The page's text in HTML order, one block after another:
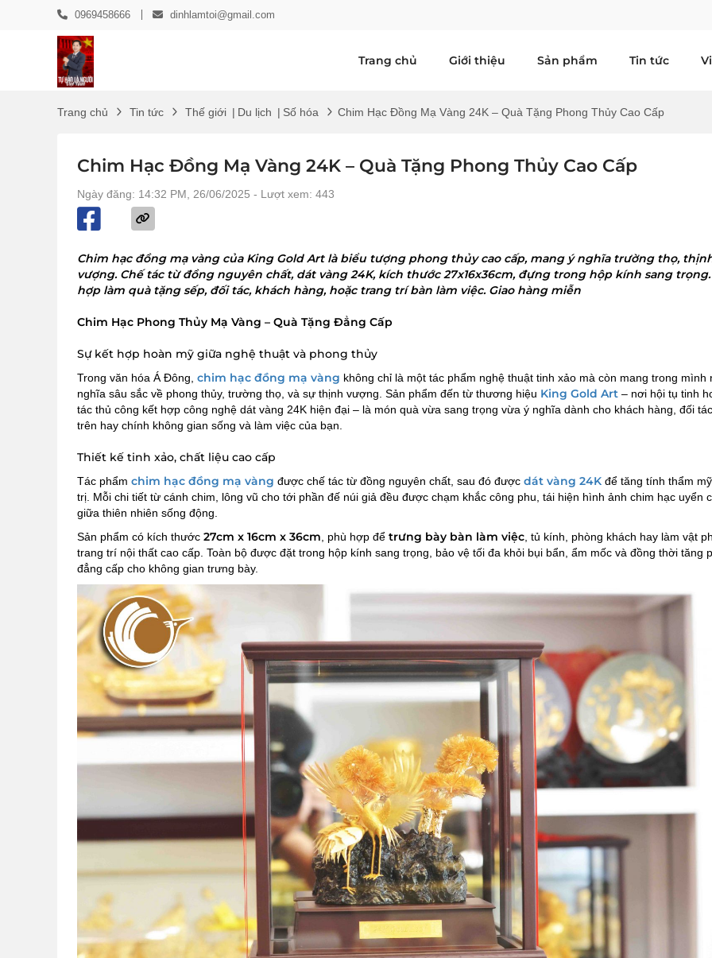
0969458666 dinhlamtoi@gmail.com
Trang chủ Giới thiệu Sản phẩm Tin tức
Trang chủ Tin tức Thế giới | Du lịch | Số hóa Chim Hạc Đồng Mạ Vàng 24K – Quà Tặng Phong Thủy Cao Cấp
Chim Hạc Đồng Mạ Vàng 24K – Quà Tặng Phong Thủy Cao Cấp
Ngày đăng: 14:32 PM, 26/06/2025 - Lượt xem: 443
Chim hạc đồng mạ vàng của King Gold Art là biểu tượng phong thủy cao cấp, mang ý nghĩa trường thọ,
vượng. Chế tác từ đồng nguyên chất, dát vàng 24K, kích thước 27x16x36cm, đựng trong hộp kính sang
hợp làm quà tặng sếp, đối tác, khách hàng, hoặc trang trí bàn làm việc. Giao hàng miễn
Chim Hạc Phong Thủy Mạ Vàng – Quà Tặng Đẳng Cấp
Sự kết hợp hoàn mỹ giữa nghệ thuật và phong thủy
Trong văn hóa Á Đông, chim hạc đồng mạ vàng không chỉ là một tác phẩm nghệ thuật tinh xảo mà còn mang trong mình
nghĩa sâu sắc về phong thủy, trường thọ, và sự thịnh vượng. Sản phẩm đến từ thương hiệu King Gold Art – nơi hội tụ tinh
tác thủ công kết hợp công nghệ dát vàng 24K hiện đại – là món quà vừa sang trọng vừa ý nghĩa dành cho khách hàng, đối
trên hay chính không gian sống và làm việc của bạn.
Thiết kế tinh xảo, chất liệu cao cấp
Tác phẩm chim hạc đồng mạ vàng được chế tác từ đồng nguyên chất, sau đó được dát vàng 24K để tăng tính thẩm
trị. Mỗi chi tiết từ cánh chim, lông vũ cho tới phần đế núi giả đều được chạm khắc công phu, tái hiện hình ảnh chim hạc uyển
giữa thiên nhiên sống động.
Sản phẩm có kích thước 27cm x 16cm x 36cm , phù hợp để trưng bày bàn làm việc , tủ kính, phòng khách hay làm vật
trang trí nội thất cao cấp. Toàn bộ được đặt trong hộp kính sang trọng, bảo vệ tối đa khỏi bụi bẩn, ẩm mốc và đồng thời tăng
đẳng cấp cho không gian trưng bày.